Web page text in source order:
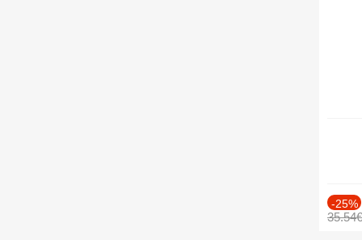
-25%
35.54€